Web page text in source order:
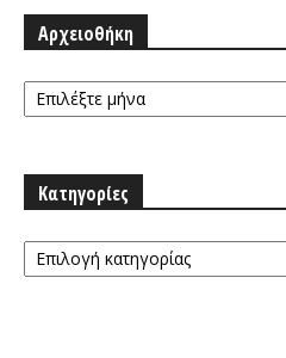
Αρχειοθήκη
Αρχειοθήκη
Κατηγορίες
Κατηγορίες